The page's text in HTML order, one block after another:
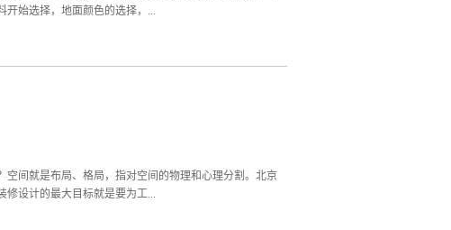
开始选择，地面颜色的选择，...
，北京办公室装修一定要给人一种非常抽象的感觉。墙
其中，不受任何外来物质的干扰与打断。因此北京办公
有些企业会使用白色做为墙顶，如果选用白色的灯，就
北京办公室装修一定不能忘了消防设施北京办公室装修
间就是布局、格局，指对空间的物理和心理分割。北京
修设计的最大目标就是要为工...